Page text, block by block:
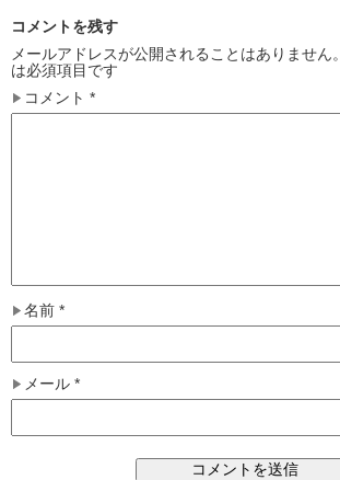
コメントを残す
メールアドレスが公開されることはありません。
は必須項目です
コメント *
名前 *
メール *